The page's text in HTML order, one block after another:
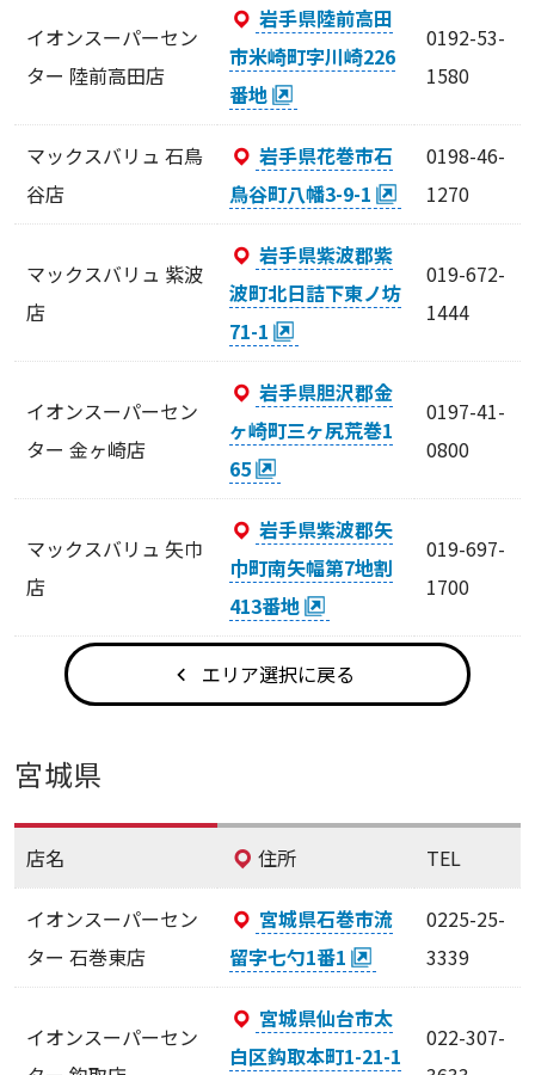
イオンスーパーセン
ター 陸前高田店
岩手県陸前高田
市米崎町字川崎226
番地
0192-53-
1580
マックスバリュ 石鳥
谷店
岩手県花巻市石
鳥谷町八幡3-9-1
0198-46-
1270
マックスバリュ 紫波
店
岩手県紫波郡紫
波町北日詰下東ノ坊
71-1
019-672-
1444
イオンスーパーセン
ター 金ヶ崎店
岩手県胆沢郡金
ヶ崎町三ヶ尻荒巻1
65
0197-41-
0800
マックスバリュ 矢巾
店
岩手県紫波郡矢
巾町南矢幅第7地割
413番地
019-697-
1700
エリア選択に戻る
宮城県
店名 住所 TEL
イオンスーパーセン
ター 石巻東店
宮城県石巻市流
留字七勺1番1
0225-25-
3339
イオンスーパーセン
宮城県仙台市太
白区鈎取本町1-21-1
022-307-